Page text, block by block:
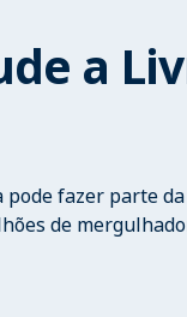
a
fazer parte
de